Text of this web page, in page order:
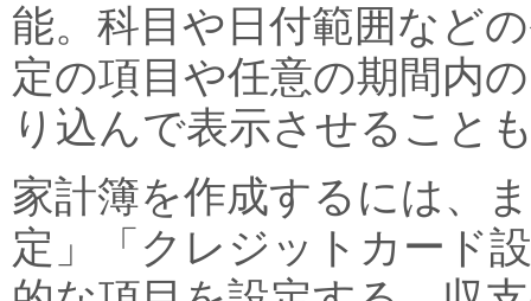
能。科目や日付範囲など
定の項目や任意の期間内
り込んで表示させること
家計簿を作成するには、
定」「クレジットカード